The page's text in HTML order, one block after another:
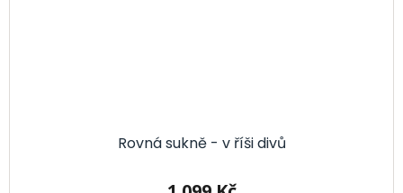
Rovná sukně - v říši divů